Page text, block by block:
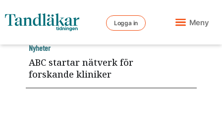
Logga in Meny
ABC startar nätverk för
forskande kliniker
Nyheter